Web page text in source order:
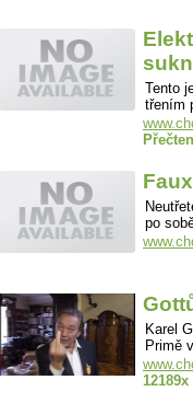
Tento
třením
po
Karel
Primě
12189x